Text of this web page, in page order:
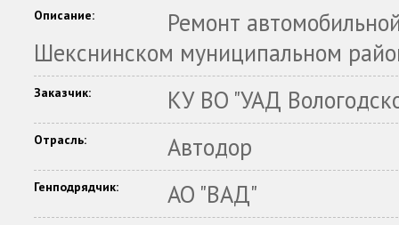
Описание:
Ремонт
Шекснинском муниципальном
Заказчик: КУ ВО "УАД
Отрасль: Автодор
Генподрядчик: АО "ВАД"